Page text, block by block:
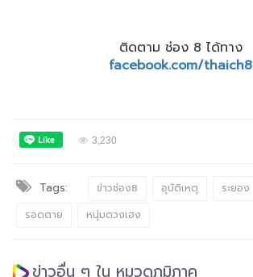
ติดตาม ช่อง 8 ได้ทาง
facebook.com/thaich8
3,230
Tags: ข่าวช่อง8 อุบัติเหตุ ระยอง
รอดตาย
หนุ่มดวงเฮง
ข่าวอื่น ๆ ใน หมวดภูมิภาค